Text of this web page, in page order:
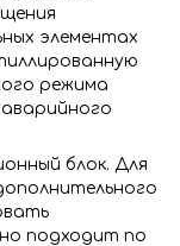
элементах
режима
блок. Для
подходит по